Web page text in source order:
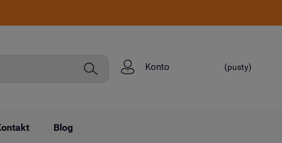
(pusty)
Konto
Blog